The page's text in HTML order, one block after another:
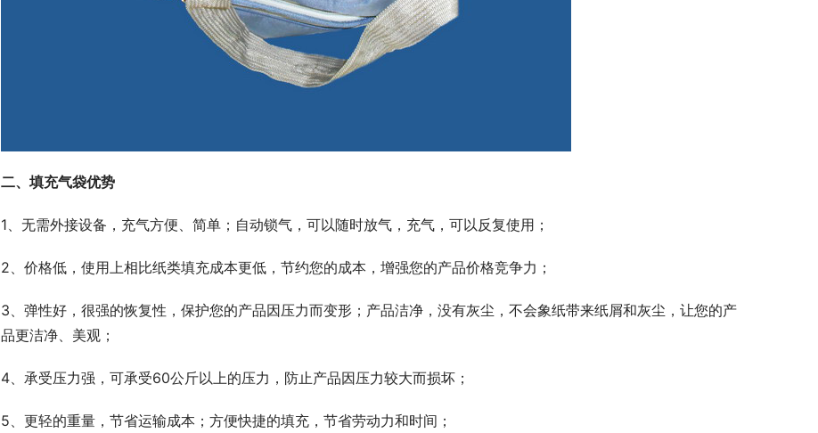
二、填充气袋优势
1、无需外接设备，充气方便、简单；自动锁气，可以随时放气，充气，可以反复使用；
2、价格低，使用上相比纸类填充成本更低，节约您的成本，增强您的产品价格竞争力；
3、弹性好，很强的恢复性，保护您的产品因压力而变形；产品洁净，没有灰尘，不会象纸带来纸屑和灰尘，让您的产
品更洁净、美观；
4、承受压力强，可承受60公斤以上的压力，防止产品因压力较大而损坏；
5、更轻的重量，节省运输成本；方便快捷的填充，节省劳动力和时间；